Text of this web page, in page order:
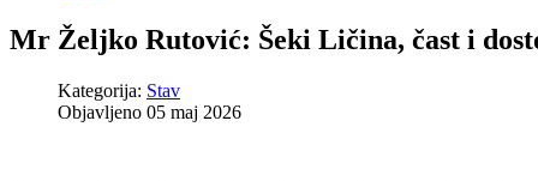
Mr Željko Rutović: Šeki Ličina, čast i
Kategorija: Stav
Objavljeno 05 maj 2026